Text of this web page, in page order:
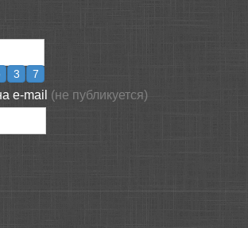
e-mail (не публикуется)